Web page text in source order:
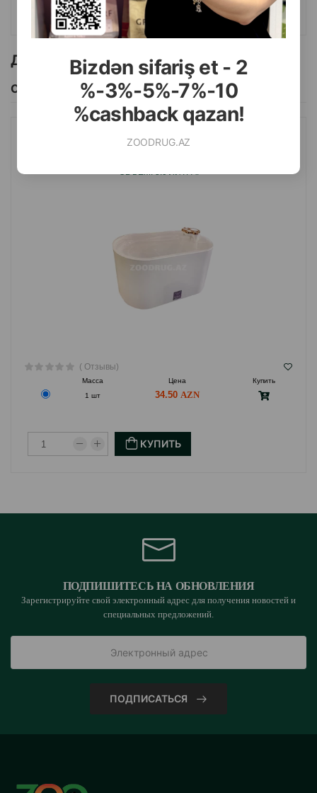
Bizdən sifariş et - 2
%-3%-5%-7%-10
%cashback qazan!
ZOODRUG.AZ
КУПИТЬ
Другие товоры бренда
Смотреть Все
АВТОПОИЛКА NUNBELL #065 PET WATER FOUNTAIN
ОБЪЕМ: 3.0 ЛИТРА.
( Отзывы)
Масса Цена
Купить
1 шт
34.50
КУПИТЬ
ПОДПИШИТЕСЬ НА ОБНОВЛЕНИЯ
Зарегистрируйте свой электронный адрес для получения новостей и
специальных предложений.
ПОДПИСАТЬСЯ